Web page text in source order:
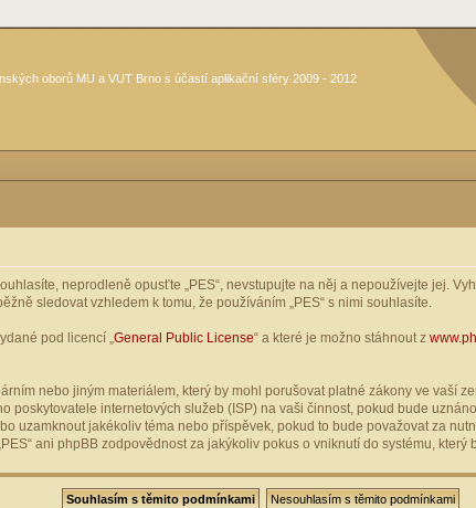
oborů MU a VUT Brno s účastí aplikační sféry 2009 - 2012
neprodleně opusťte „PES“, nevstupujte na něj a nepoužívejte jej.
sledovat vzhledem k tomu, že používáním „PES“ s nimi souhlasíte.
pod licencí „ General Public License“ a které je možno stáhnout z
nebo jiným materiálem, který by mohl porušovat platné zákony ve vaší
poskytovatele internetových služeb (ISP) na vaši činnost, pokud bude
uzamknout jakékoliv téma nebo příspěvek, pokud to bude považovat za
ani phpBB zodpovědnost za jakýkoliv pokus o vniknutí do systému, který